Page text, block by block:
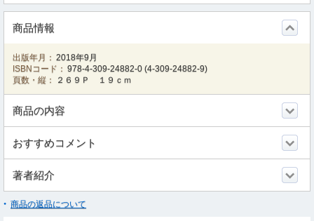
商品情報
出版年月： 2018年9月
ISBNコード： 978-4-309-24882-0 (4-309-24882-9)
頁数・縦：
２６９Ｐ １９ｃｍ
商品の内容
おすすめコメント
著者紹介
商品の返品について